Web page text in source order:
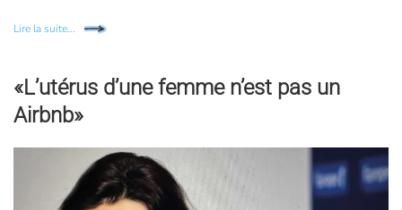
Lire la suite...
«L’utérus d’une femme n’est pas un
Airbnb»